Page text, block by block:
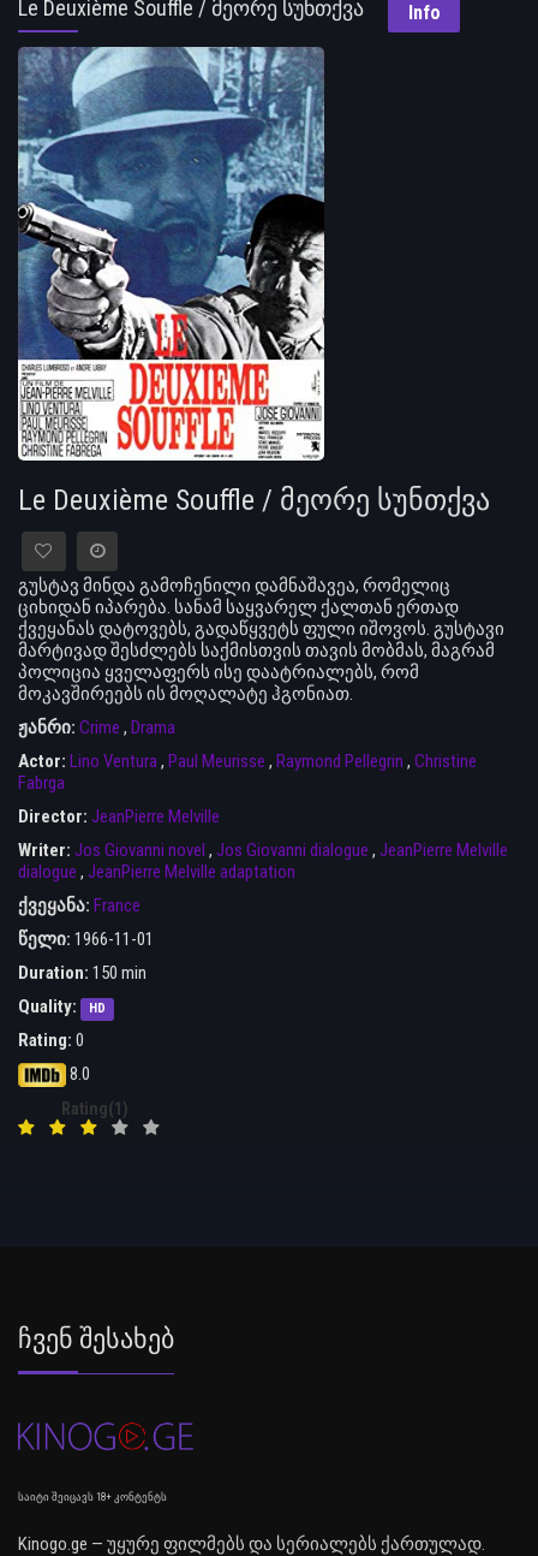
Le Deuxième Souffle / მეორე სუნთქვა Info
Le Deuxième Souffle / მეორე სუნთქვა
გუსტავ მინდა გამოჩენილი დამნაშავეა, რომელიც
ციხიდან იპარება. სანამ საყვარელ ქალთან ერთად
ქვეყანას დატოვებს, გადაწყვეტს ფული იშოვოს. გუსტავი
მარტივად შესძლებს საქმისთვის თავის მობმას, მაგრამ
პოლიცია ყველაფერს ისე დაატრიალებს, რომ
მოკავშირეებს ის მოღალატე ჰგონიათ.
ჟანრი: Crime , Drama
Actor: Lino Ventura, Paul Meurisse , Raymond Pellegrin , Christine
Fabrga
Director: JeanPierre Melville
Writer: Jos Giovanni novel , Jos Giovanni dialogue , JeanPierre Melville
dialogue , JeanPierre Melville adaptation
ქვეყანა: France
წელი: 1966-11-01
Duration: 150 min
Quality:
HD
Rating: 0
8.0
Rating(1)
Ჩვენ Შესახებ
საიტი შეიცავს 18+ კონტენტს
Kinogo.ge — უყურე ფილმებს და სერიალებს ქართულად.